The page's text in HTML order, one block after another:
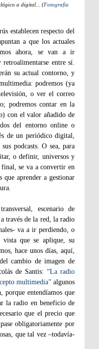
a digital... (Fotografía
establecen respecto del
a que los actuales
ahora, se van a ir
entre sí.
su actual contorno, y
podremos (ya
o ver el correo
podremos contar en la
con el valor añadido de
del entorno online o
de un periódico digital,
podcasts. O sea, para
o definir, universos y
se va a convertir en
aprender a gestionar
escenario de
través de la red, la radio
va a ir perdiendo, o
vista que se aplique, su
hace unos días, aquí,
cambio de imagen de
de Santis: “La radio
multimedia” algunos
porque entendíamos que
la radio en beneficio de
que el precio que
obligatoriamente por
que tal vez –todavía-